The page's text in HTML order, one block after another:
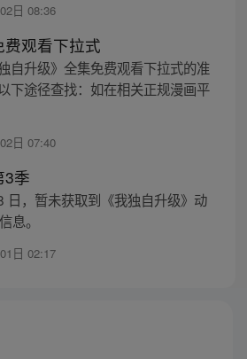
日 08:36
观看下拉式
自升级》全集免费观看下拉式的准
下途径查找：如在相关正规漫画平
日 07:40
3季
日，暂未获取到《我独自升级》动
息。
日 02:17